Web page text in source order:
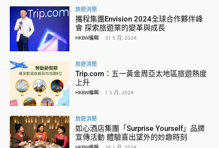
旅遊消閒
攜程集團Envision 2024全球合作夥伴峰
會 探索旅遊業的變革與成長
HKBW編輯 - 31 5 月, 2024
旅遊消閒
Trip.com：五一黃金周亞太地區旅遊熱度
上升
HKBW編輯 - 1 5 月, 2024
旅遊消閒
如心酒店集團「Surprise Yourself」品牌
宣傳活動 體驗喜出望外的妙趣時刻